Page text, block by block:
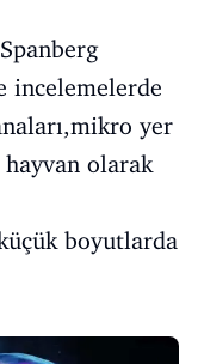
incelemelerde
yer
olarak
boyutlarda